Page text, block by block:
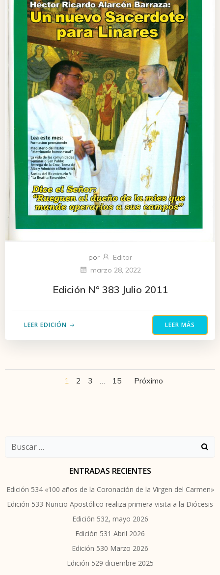
por
Editor
marzo 28, 2022
Edición N° 383 Julio 2011
LEER EDICIÓN LEER MÁS
Navegación
Página
1 Página
2 Página
3 Página
15
entradas
Próximo
Buscar:
ENTRADAS RECIENTES
Edición 534 «100 años de la Coronación de la Virgen del Carmen»
Edición 533 Nuncio Apostólico realiza primera visita a la Diócesis
Edición 532, mayo 2026
Edición 531 Abril 2026
Edición 530 Marzo 2026
Edición 529 diciembre 2025